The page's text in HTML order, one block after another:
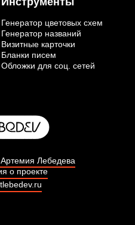
Генератор цветовых схем
Генератор названий
Визитные карточки
Бланки писем
Обложки для соц. сетей
Лебедева
о проекте